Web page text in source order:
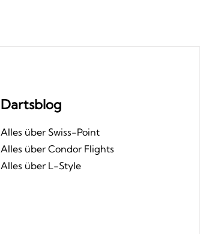
Dartsblog
Alles über Swiss-Point
Alles über Condor Flights
Alles über L-Style